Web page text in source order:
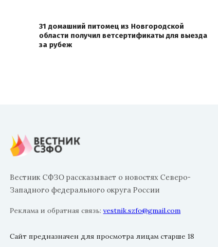
31 домашний питомец из Новгородской
области получил ветсертификаты для выезда
за рубеж
Вестник СФЗО рассказывает о новостях Северо-
Западного федерального округа России
Реклама и обратная связь: vestnik.szfo@gmail.com
Сайт предназначен для просмотра лицам старше 18